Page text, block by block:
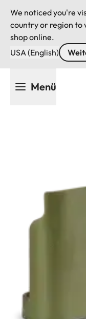
We noticed you're
country or region to
shop online.
USA (English)
Menü